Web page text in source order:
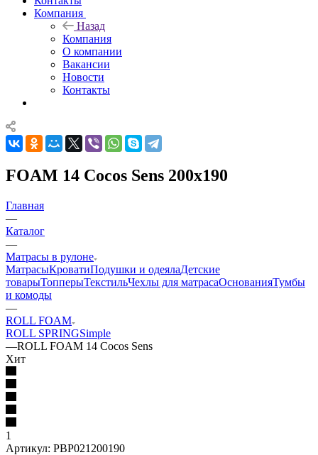
Компания
Назад
Компания
О компании
Вакансии
Новости
Контакты
FOAM 14 Cocos Sens 200x190
Главная
—
Каталог
—
Матрасы в рулоне
МатрасыКроватиПодушки и одеялаДетские
товарыТопперыТекстильЧехлы для матрасаОснованияТумбы
и комоды
—
ROLL FOAM
ROLL SPRINGSimple
—ROLL FOAM 14 Cocos Sens
Хит
1
Артикул: PBP021200190